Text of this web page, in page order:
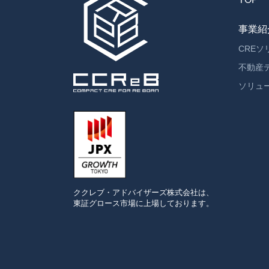
ククレブ・アドバイザーズ株式会社は、
東証グロース市場に 上場しております。
事業紹
CREソ
不動産
ソリュ